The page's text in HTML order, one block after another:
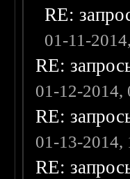
RE:
01-11-
RE:
01-12-2014,
RE:
01-13-2014,
RE: